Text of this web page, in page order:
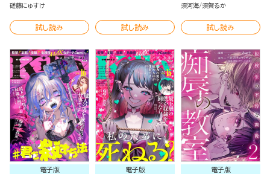
磋藤にゅすけ
試し読み 試し読み
須河海 須賀るか
試し読み
電子版
電子版
電子版